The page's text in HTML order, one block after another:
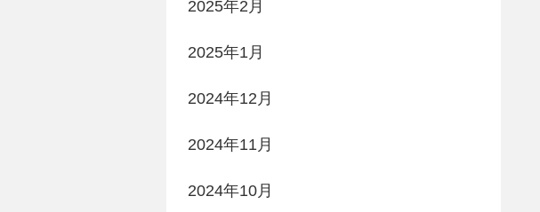
2025年2月
2025年1月
2024年12月
2024年11月
2024年10月